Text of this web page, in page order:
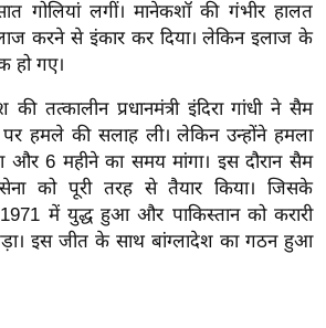
गोलियां लगीं। मानेकशॉ की गंभीर हालत
करने से इंकार कर दिया। लेकिन इलाज के
हो गए।
तत्कालीन प्रधानमंत्री इंदिरा गांधी ने सैम
पर हमले की सलाह ली। लेकिन उन्होंने हमला
और 6 महीने का समय मांगा। इस दौरान सैम
को पूरी तरह से तैयार किया। जिसके
में युद्ध हुआ और पाकिस्तान को करारी
इस जीत के साथ बांग्लादेश का गठन हुआ